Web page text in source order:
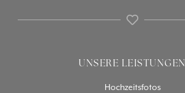
UNSERE LEISTUNGEN
Hochzeitsfotos